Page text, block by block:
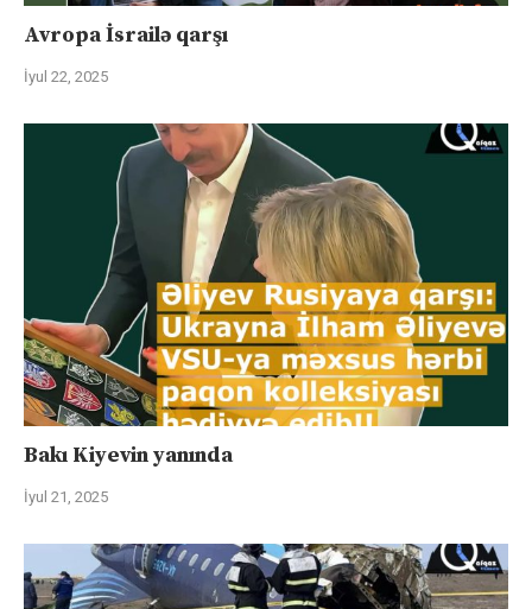
Avropa İsrailə qarşı
İyul 22, 2025
Bakı Kiyevin yanında
İyul 21, 2025